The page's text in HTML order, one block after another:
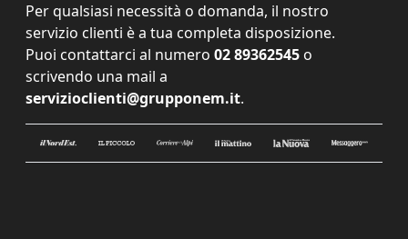
Per qualsiasi necessità o domanda, il nostro
servizio clienti è a tua completa disposizione.
Puoi contattarci al numero 02 89362545 o
scrivendo una mail a
servizioclienti@grupponem.it.